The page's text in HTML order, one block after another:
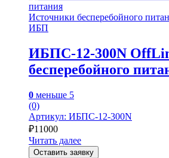
Источники бесперебойного
ИБП
ИБПС-12-300N
бесперебойного
0 меньше 5
(0)
Артикул: ИБПС-12-300N
₽11000
Читать далее
Оставить заявку